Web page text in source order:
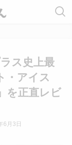
ス史上最
・アイス
を正直レビ
6月3日